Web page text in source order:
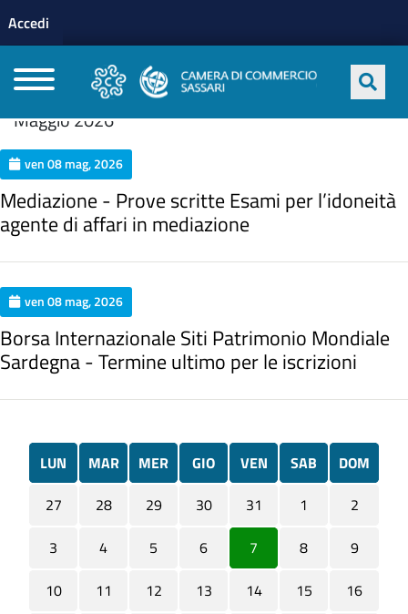
profilo utente
Accedi
Maggio 2026
ven 08 mag, 2026
Mediazione - Prove scritte Esami per l’idoneità
agente di affari in mediazione
ven 08 mag, 2026
Borsa Internazionale Siti Patrimonio Mondiale
Sardegna - Termine ultimo per le iscrizioni
LUN MAR MER GIO VEN SAB
DOM
27
28 29 30 31 1
2
3
4 5 6 7 8
9
10
11 12 13 14 15
16